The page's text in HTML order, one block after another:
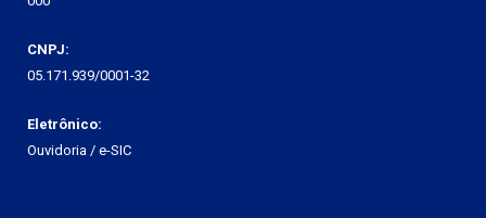
CNPJ:
05.171.939/0001-32
Eletrônico:
Ouvidoria / e-SIC